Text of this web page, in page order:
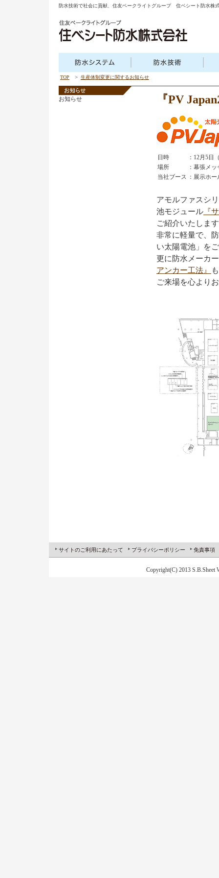
防水技術で社会に貢献、住友ベークライトグループ 住ベシート防水株
TOP > 生産体制変更に関するお知らせ
『PV
日時
：12月5日
場所
：幕張メッ
当社ブース ：展示ホ
アモルファスシ
池モジュール 『
ご紹介いたしま
非常に軽量で、
い太陽電池」を
更に防水メーカ
アンカー工法』
ご来場を心より
お知らせ
サイトのご利用にあたって プライバシーポリシー 免責事項
Copyright(C) 2013 S.B.Sheet